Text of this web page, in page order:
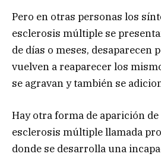
Pero en otras personas los
esclerosis múltiple se
de días o meses, desaparecen
vuelven a reaparecer los
se agravan y también se
Hay otra forma de aparición
esclerosis múltiple llamada
donde se desarrolla una